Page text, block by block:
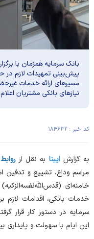
بانک سرمایه همزمان با
پیش‌بینی تمهیدات لازم در
مسیر‌های ارائه خدمات
نیاز‌های بانکی مشتریان
کد خبر : ۱۸۴۶۳۲
به گزارشایبنا به نقل از
مراسم وداع، تشییع و
خامنه‌ای
خدمات بانکی، اقدامات لازم
سرمایه در دستور کار قرار
این ایام با سهولت و پایداری